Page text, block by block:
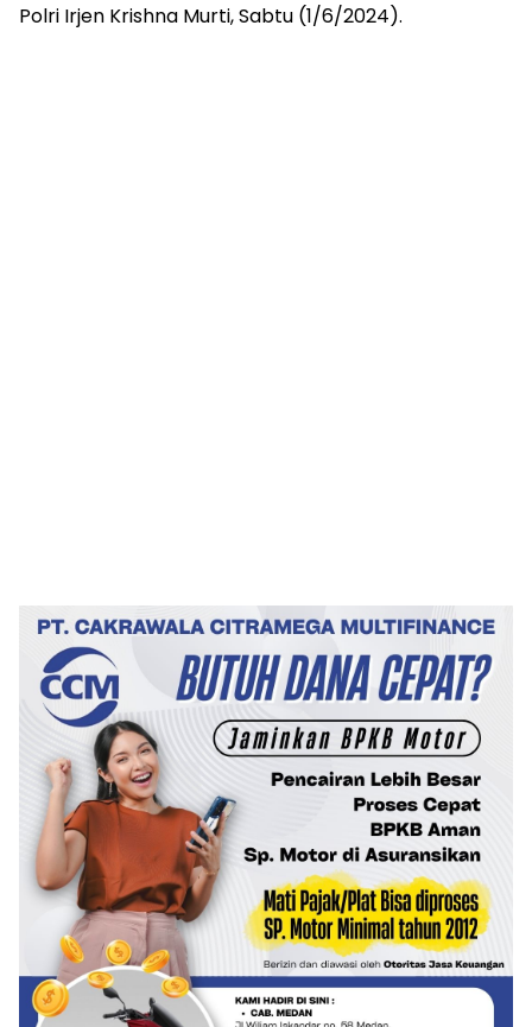
Polri Irjen Krishna Murti, Sabtu (1/6/2024).